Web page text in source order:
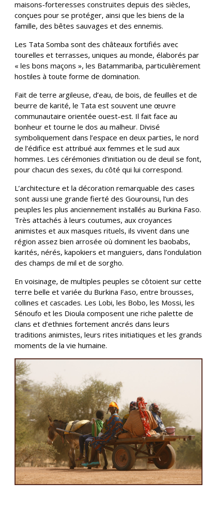
maisons-forteresses construites depuis des siècles,
conçues pour se protéger, ainsi que les biens de la
famille, des bêtes sauvages et des ennemis.
Les Tata Somba sont des châteaux fortifiés avec
tourelles et terrasses, uniques au monde, élaborés par
« les bons maçons », les Batammariba, particulièrement
hostiles à toute forme de domination.
Fait de terre argileuse, d’eau, de bois, de feuilles et de
beurre de karité, le Tata est souvent une œuvre
communautaire orientée ouest-est. Il fait face au
bonheur et tourne le dos au malheur. Divisé
symboliquement dans l’espace en deux parties, le nord
de l’édifice est attribué aux femmes et le sud aux
hommes. Les cérémonies d’initiation ou de deuil se font,
pour chacun des sexes, du côté qui lui correspond.
L’architecture et la décoration remarquable des cases
sont aussi une grande fierté des Gourounsi, l’un des
peuples les plus anciennement installés au Burkina Faso.
Très attachés à leurs coutumes, aux croyances
animistes et aux masques rituels, ils vivent dans une
région assez bien arrosée où dominent les baobabs,
karités, nérés, kapokiers et manguiers, dans l’ondulation
des champs de mil et de sorgho.
En voisinage, de multiples peuples se côtoient sur cette
terre belle et variée du Burkina Faso, entre brousses,
collines et cascades. Les Lobi, les Bobo, les Mossi, les
Sénoufo et les Dioula composent une riche palette de
clans et d’ethnies fortement ancrés dans leurs
traditions animistes, leurs rites initiatiques et les grands
moments de la vie humaine.